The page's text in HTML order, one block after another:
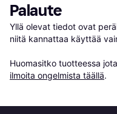
Palaute
Yllä olevat tiedot ovat
niitä kannattaa käyttää
Huomasitko tuotteessa
ilmoita ongelmista täällä.